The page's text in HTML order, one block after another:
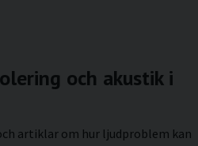
och akustik i
artiklar om hur ljudproblem kan